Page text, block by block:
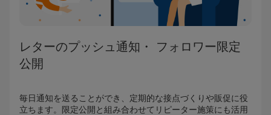
レターのプッシュ通知・ フォロワー限定
公開
毎日通知を送ることができ、定期的な接点づくりや販促に役
立ちます。限定公開と組み合わせてリピーター施策にも活用